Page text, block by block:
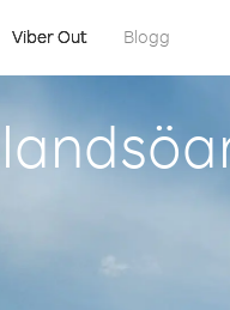
Viber Out Blogg